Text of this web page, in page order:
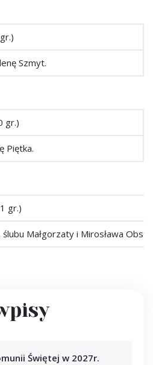
Szmyt.
gr.)
Piętka.
gr.)
Małgorzaty i Mirosława
Świętej w 2027r.